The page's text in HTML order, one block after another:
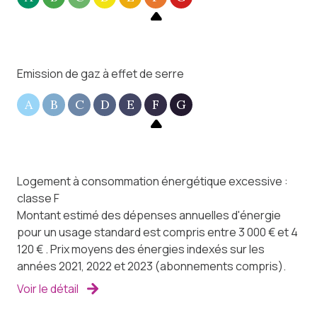
Ainsi, si des travaux de rénovation sont à prévoir, les 2
notre site internet Charlotte Lichon Immobilier.
Emission de gaz à effet de serre
A B C D E F G
Logement à consommation énergétique excessive :
classe F
Montant estimé des dépenses annuelles d'énergie
pour un usage standard est compris entre 3 000 € et 4
120 € . Prix moyens des énergies indexés sur les
années 2021, 2022 et 2023 (abonnements compris).
Voir le détail